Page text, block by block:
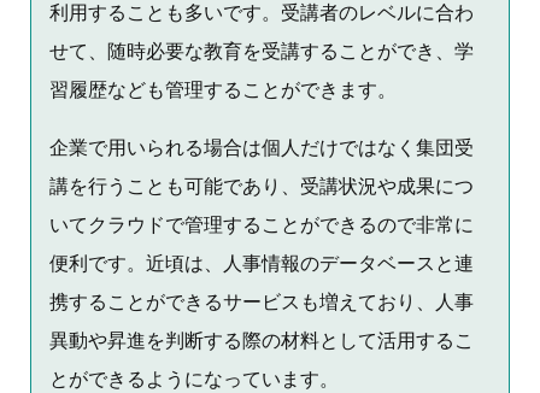
利用することも多いです。受講者のレベルに合わ
せて、随時必要な教育を受講することができ、学
習履歴なども管理することができます。
企業で用いられる場合は個人だけではなく集団受
講を行うことも可能であり、受講状況や成果につ
いてクラウドで管理することができるので非常に
便利です。近頃は、人事情報のデータベースと連
携することができるサービスも増えており、人事
異動や昇進を判断する際の材料として活用するこ
とができるようになっています。